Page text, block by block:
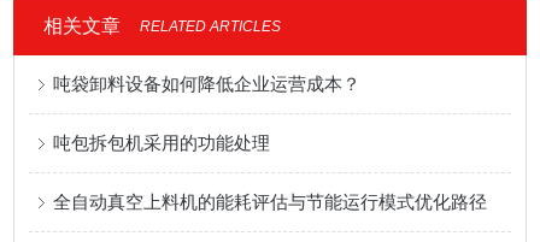
相关文章 RELATED ARTICLES
吨袋卸料设备如何降低企业运营成本？
吨包拆包机采用的功能处理
全自动真空上料机的能耗评估与节能运行模式优化路径